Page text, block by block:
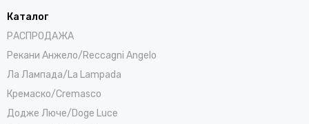
Каталог
РАСПРОДАЖА
Рекани Анжело/Reccagni Angelo
Ла Лампада/La Lampada
Кремаско/Cremasco
Додже Люче/Doge Luce